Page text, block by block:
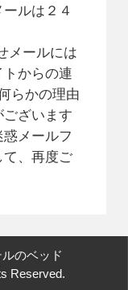
ルは２４
メールには
からの連
らかの理由
ざいます
メールフ
て、再度ご
のベッド
Reserved.